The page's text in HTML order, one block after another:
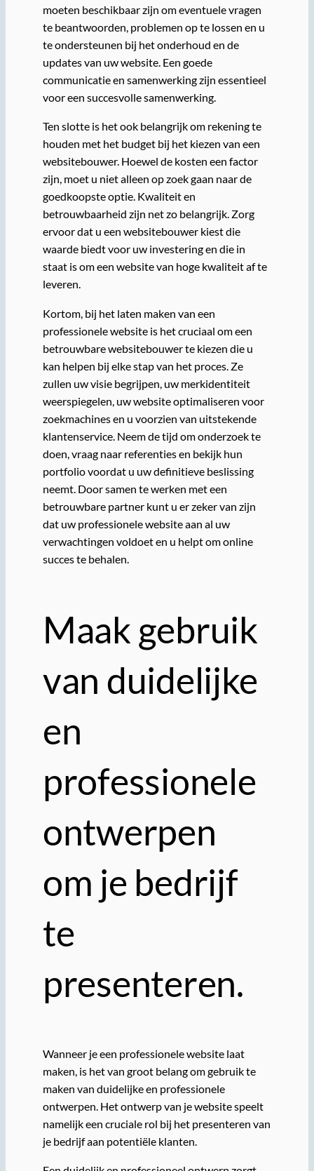
moeten beschikbaar zijn om eventuele vragen
te beantwoorden, problemen op te lossen en u
te ondersteunen bij het onderhoud en de
updates van uw website. Een goede
communicatie en samenwerking zijn essentieel
voor een succesvolle samenwerking.
Ten slotte is het ook belangrijk om rekening te
houden met het budget bij het kiezen van een
websitebouwer. Hoewel de kosten een factor
zijn, moet u niet alleen op zoek gaan naar de
goedkoopste optie. Kwaliteit en
betrouwbaarheid zijn net zo belangrijk. Zorg
ervoor dat u een websitebouwer kiest die
waarde biedt voor uw investering en die in
staat is om een website van hoge kwaliteit af te
leveren.
Kortom, bij het laten maken van een
professionele website is het cruciaal om een
betrouwbare websitebouwer te kiezen die u
kan helpen bij elke stap van het proces. Ze
zullen uw visie begrijpen, uw merkidentiteit
weerspiegelen, uw website optimaliseren voor
zoekmachines en u voorzien van uitstekende
klantenservice. Neem de tijd om onderzoek te
doen, vraag naar referenties en bekijk hun
portfolio voordat u uw definitieve beslissing
neemt. Door samen te werken met een
betrouwbare partner kunt u er zeker van zijn
dat uw professionele website aan al uw
verwachtingen voldoet en u helpt om online
succes te behalen.
Maak gebruik
van duidelijke
en
professionele
ontwerpen
om je bedrijf
te
presenteren.
Wanneer je een professionele website laat
maken, is het van groot belang om gebruik te
maken van duidelijke en professionele
ontwerpen. Het ontwerp van je website speelt
namelijk een cruciale rol bij het presenteren van
je bedrijf aan potentiële klanten.